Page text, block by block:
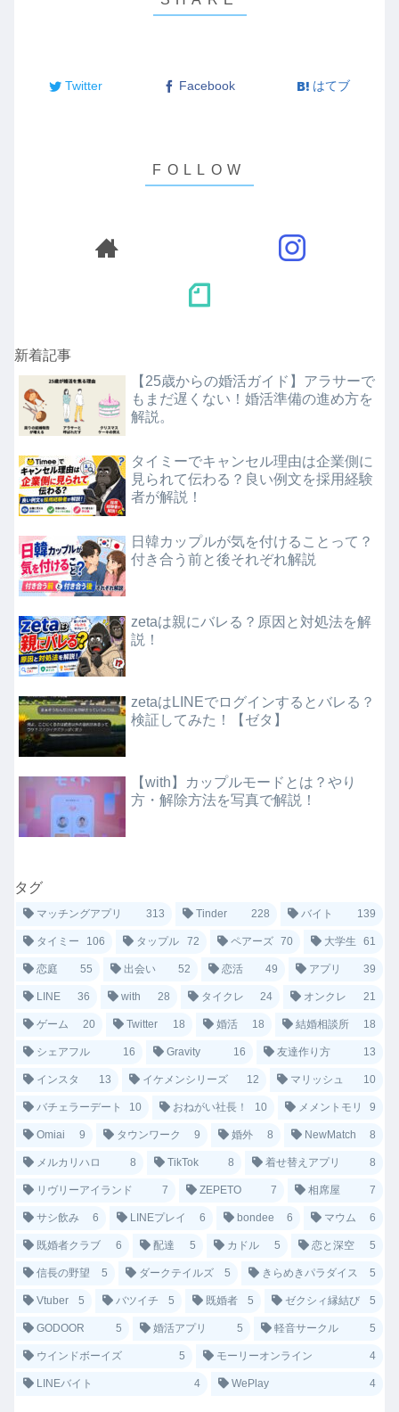
Twitter Facebook はてブ
新着記事
【25歳からの婚活ガイド】アラサーで
もまだ遅くない！婚活準備の進め方を
解説。
タイミーでキャンセル理由は企業側に
見られて伝わる？良い例文を採用経験
者が解説！
日韓カップルが気を付けることって？
付き合う前と後それぞれ解説
zetaは親にバレる？原因と対処法を解
説！
zetaはLINEでログインするとバレる？
検証してみた！【ゼタ】
【with】カップルモードとは？やり
方・解除方法を写真で解説！
タグ
マッチングアプリ 313 Tinder 228 バイト 139
タイミー 106 タップル 72 ペアーズ 70 大学生 61
恋庭 55 出会い 52 恋活 49 アプリ 39
LINE 36 with 28 タイクレ 24 オンクレ 21
ゲーム 20 Twitter 18 婚活 18 結婚相談所 18
シェアフル 16 Gravity 16 友達作り方 13
インスタ 13 イケメンシリーズ 12 マリッシュ 10
バチェラーデート 10 おねがい社長！ 10 メメントモリ 9
Omiai 9 タウンワーク 9 婚外 8 NewMatch 8
メルカリハロ 8 TikTok 8 着せ替えアプリ 8
リヴリーアイランド 7 ZEPETO 7 相席屋 7
サシ飲み 6 LINEプレイ 6 bondee 6 マウム 6
既婚者クラブ 6 配達 5 カドル 5 恋と深空 5
信長の野望 5 ダークテイルズ 5 きらめきパラダイス 5
Vtuber 5 バツイチ 5 既婚者 5 ゼクシィ縁結び 5
GODOOR 5 婚活アプリ 5 軽音サークル 5
ウインドボーイズ 5 モーリーオンライン 4
LINEバイト 4 WePlay 4